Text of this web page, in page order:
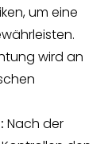
um eine
wird an
Nach der